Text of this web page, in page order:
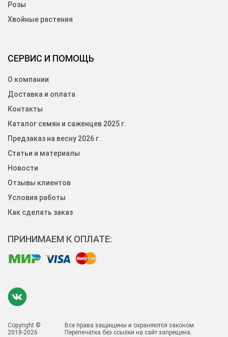
СЕРВИС И ПОМОЩЬ
О компании
Доставка и оплата
Контакты
Каталог семян и саженцев 2025 г.
Предзаказ на весну 2026 г.
Статьи и материалы
Новости
Отзывы клиентов
Условия работы
Как сделать заказ
Розы
Хвойные растения
ПРИНИМАЕМ К ОПЛАТЕ:
Copyright ©
2018-2026
Все права защищены и охраняются законом.
Перепечатка без ссылки на сайт запрещена.